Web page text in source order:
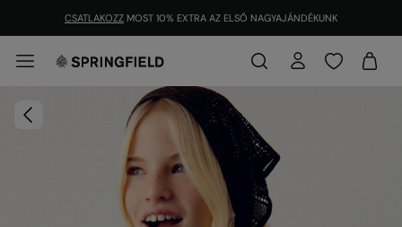
CSATLAKOZZ MOST 10% EXTRA AZ ELSŐ NAGYAJÁNDÉKUNK